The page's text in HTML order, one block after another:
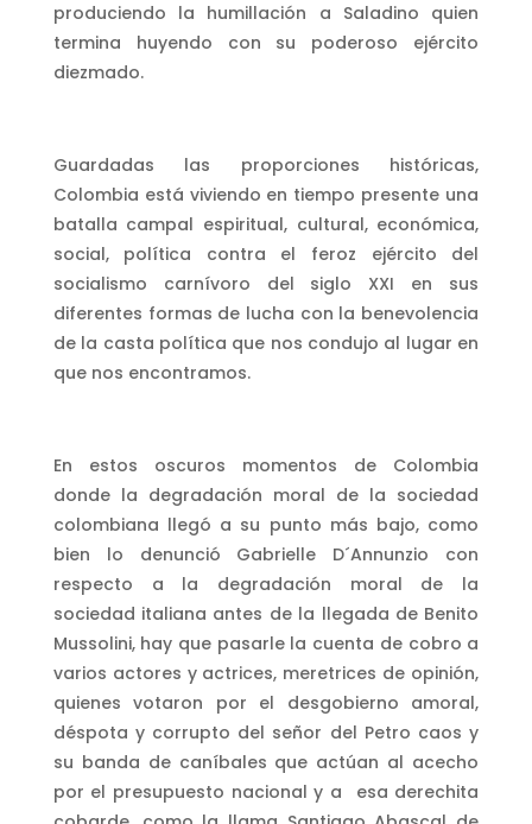
produciendo la humillación a Saladino quien
termina huyendo con su poderoso ejército
diezmado.
Guardadas las proporciones históricas,
Colombia está viviendo en tiempo presente una
batalla campal espiritual, cultural, económica,
social, política contra el feroz ejército del
socialismo carnívoro del siglo XXI en sus
diferentes formas de lucha con la benevolencia
de la casta política que nos condujo al lugar en
que nos encontramos.
En estos oscuros momentos de Colombia
donde la degradación moral de la sociedad
colombiana llegó a su punto más bajo, como
bien lo denunció Gabrielle D´Annunzio con
respecto a la degradación moral de la
sociedad italiana antes de la llegada de Benito
Mussolini, hay que pasarle la cuenta de cobro a
varios actores y actrices, meretrices de opinión,
quienes votaron por el desgobierno amoral,
déspota y corrupto del señor del Petro caos y
su banda de caníbales que actúan al acecho
por el presupuesto nacional y a esa derechita